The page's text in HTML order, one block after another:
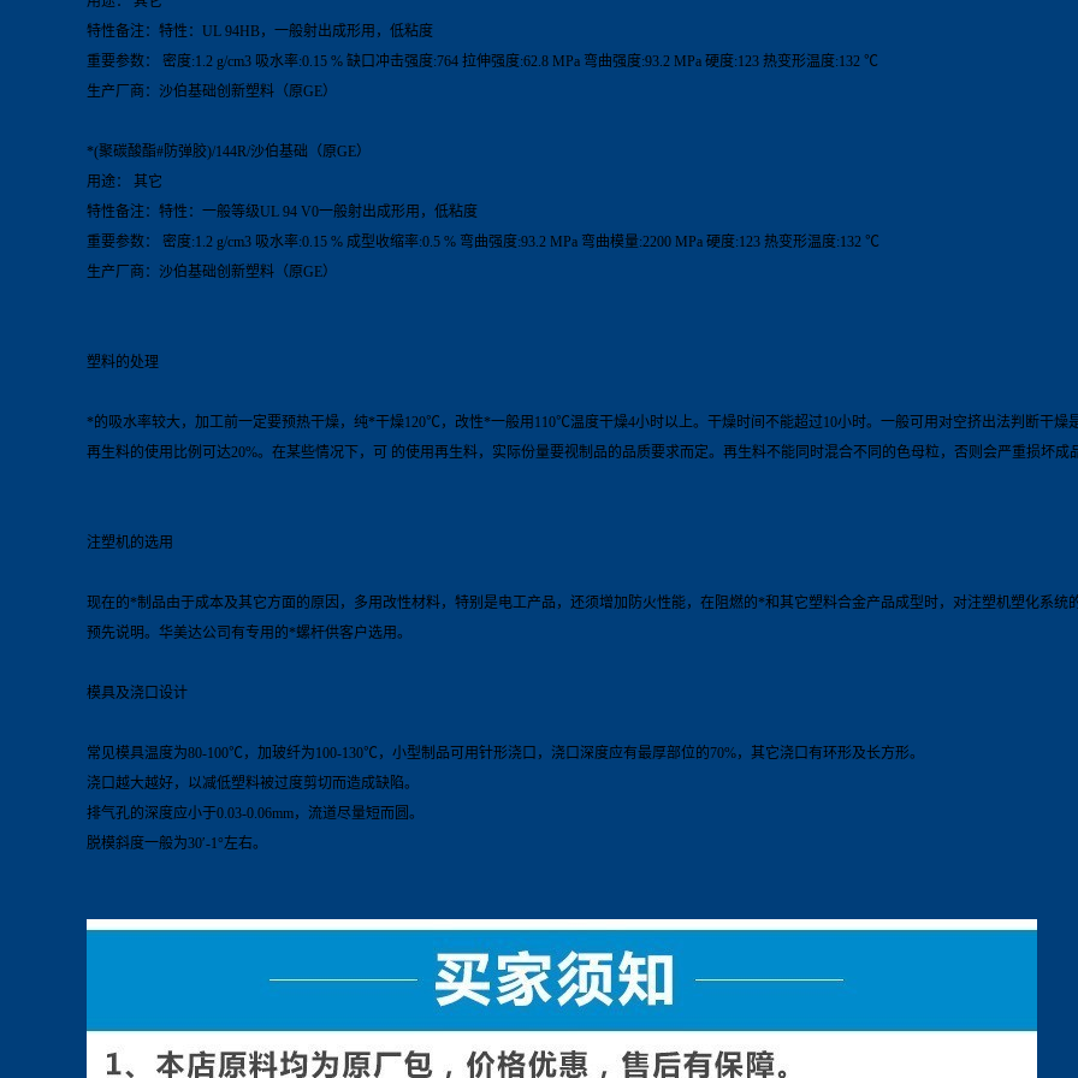
特性备注：特性：UL 94HB，一般射出成形用，低粘度
重要参数： 密度:1.2 g/cm3 吸水率:0.15 % 缺口冲击强度:764 拉伸强度:62.8 MPa 弯曲强度:93.2 MPa 硬度:123 热变形温度:132 ℃
生产厂商：沙伯基础创新塑料（原GE）
*(聚碳酸酯#防弹胶)/144R/沙伯基础（原GE）
用途： 其它
特性备注：特性：一般等级UL 94 V0一般射出成形用，低粘度
重要参数： 密度:1.2 g/cm3 吸水率:0.15 % 成型收缩率:0.5 % 弯曲强度:93.2 MPa 弯曲模量:2200 MPa 硬度:123 热变形温度:132 ℃
生产厂商：沙伯基础创新塑料（原GE）
塑料的处理
*的吸水率较大，加工前一定要预热干燥，纯*干燥120℃，改性*一般用110℃温度干燥4小时以上。干燥时间不能超过10小时。一般可用对空挤出法判断干燥是
再生料的使用比例可达20%。在某些情况下，可 的使用再生料，实际份量要视制品的品质要求而定。再生料不能同时混合不同的色母粒，否则会严重损坏成
注塑机的选用
现在的*制品由于成本及其它方面的原因，多用改性材料，特别是电工产品，还须增加防火性能，在阻燃的*和其它塑料合金产品成型时，对注塑机塑化系
预先说明。华美达公司有专用的*螺杆供客户选用。
模具及浇口设计
常见模具温度为80-100℃，加玻纤为100-130℃，小型制品可用针形浇口，浇口深度应有最厚部位的70%，其它浇口有环形及长方形。
浇口越大越好，以减低塑料被过度剪切而造成缺陷。
排气孔的深度应小于0.03-0.06mm，流道尽量短而圆。
脱模斜度一般为30′-1°左右。